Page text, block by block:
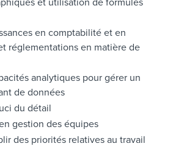
et utilisation de formules
en comptabilité et en
réglementations en matière de
analytiques pour gérer un
de données
du détail
gestion des équipes
des priorités relatives au travail